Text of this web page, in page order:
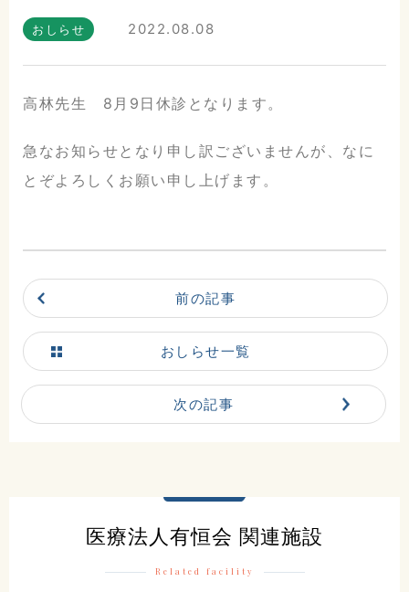
こだまホスピタル
0225-23-0811
おしらせ 2022.08.08
高林先生 8月9日休診となります。
急なお知らせとなり申し訳ございませんが、なに
とぞよろしくお願い申し上げます。
前の記事
おしらせ一覧
次の記事
医療法人有恒会 関連施設
Related facility